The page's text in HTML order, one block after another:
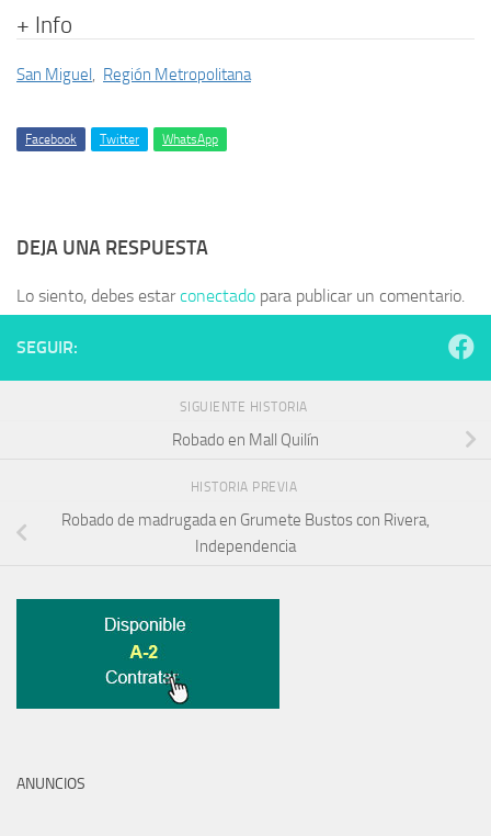
+ Info
San Miguel, Región Metropolitana
Facebook Twitter WhatsApp
DEJA UNA RESPUESTA
Lo siento, debes estarconectado para publicar un comentario.
SEGUIR:
SIGUIENTE HISTORIA
Robado en Mall Quilín
HISTORIA PREVIA
Robado de madrugada en Grumete Bustos con Rivera,
Independencia
ANUNCIOS